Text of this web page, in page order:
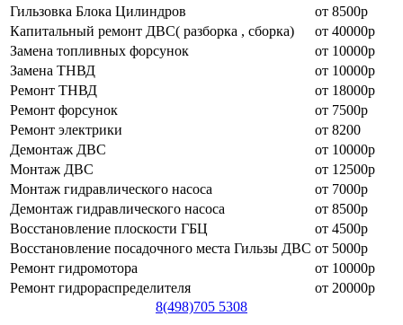
Гильзовка Блока Цилиндров
от 8500р
Капитальный ремонт ДВС( разборка , сборка)
от 40000р
Замена топливных форсунок
от 10000р
Замена ТНВД
от 10000р
Ремонт ТНВД
от 18000р
Ремонт форсунок
от 7500р
Ремонт электрики
от 8200
Демонтаж ДВС
от 10000р
Монтаж ДВС
от 12500р
Монтаж гидравлического насоса
от 7000р
Демонтаж гидравлического насоса
от 8500р
Восстановление плоскости ГБЦ
от 4500р
Восстановление посадочного места Гильзы ДВС от 5000р
Ремонт гидромотора
от 10000р
Ремонт гидрораспределителя
от 20000р
8(498)705 5308